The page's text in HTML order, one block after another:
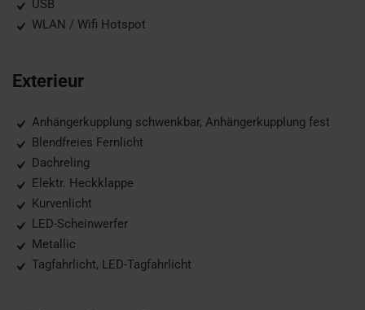
USB
WLAN / Wifi Hotspot
Exterieur
Anhängerkupplung schwenkbar, Anhängerkupplung fest
Blendfreies Fernlicht
Dachreling
Elektr. Heckklappe
Kurvenlicht
LED-Scheinwerfer
Metallic
Tagfahrlicht, LED-Tagfahrlicht